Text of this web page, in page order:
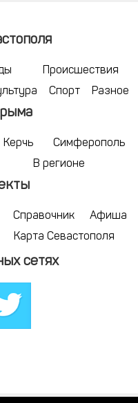
Происшествия
Спорт Разное
Керчь
Симферополь
В регионе
Справочник
Афиша
Карта Севастополя
сетях